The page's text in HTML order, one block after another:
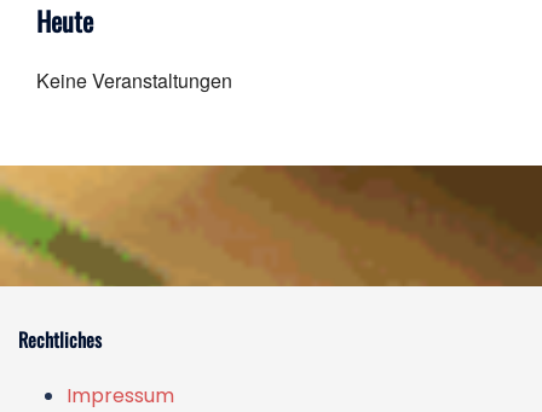
Heute
Keine Veranstaltungen
Rechtliches
Impressum